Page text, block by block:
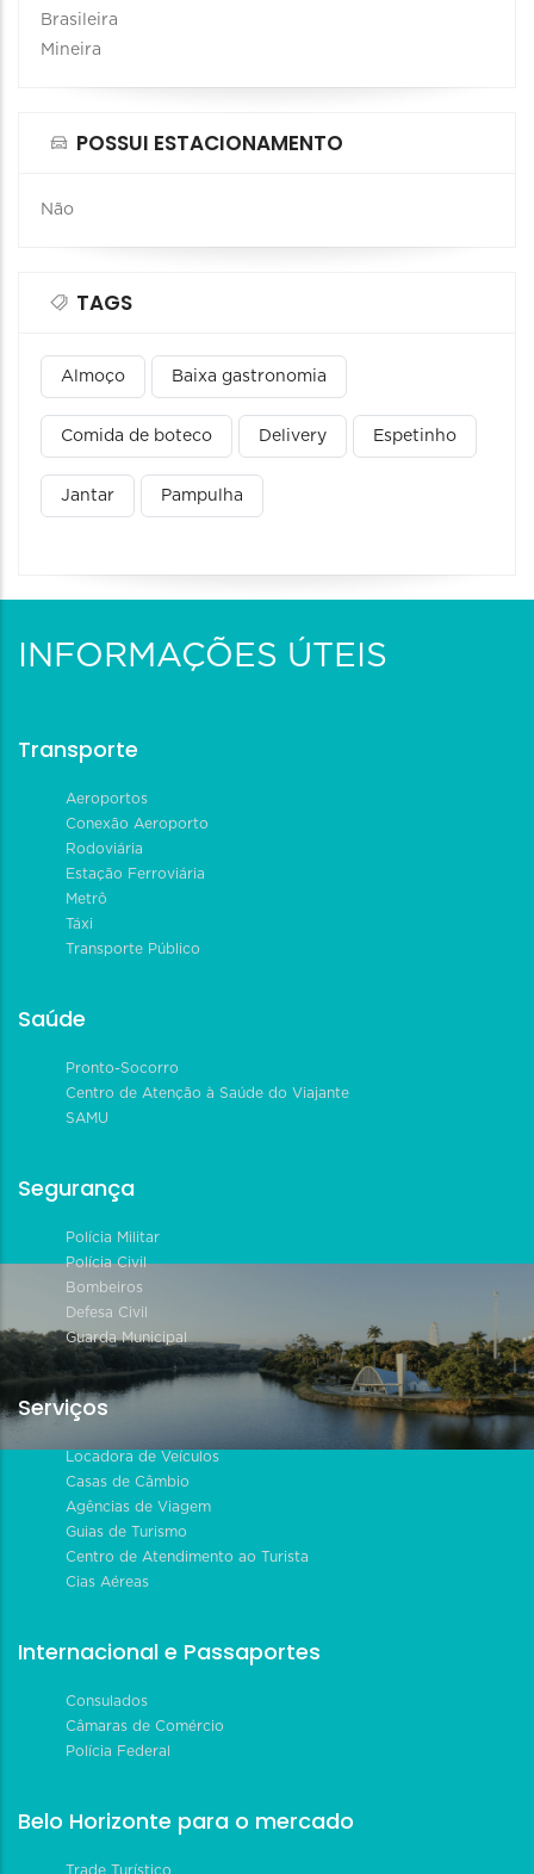
Brasileira
Mineira
POSSUI ESTACIONAMENTO
Não
TAGS
Almoço Baixa gastronomia
Comida de boteco Delivery Espetinho
Jantar Pampulha
INFORMAÇÕES ÚTEIS
Transporte
Aeroportos
Conexão Aeroporto
Rodoviária
Estação Ferroviária
Metrô
Táxi
Transporte Público
Saúde
Pronto-Socorro
Centro de Atenção à Saúde do Viajante
SAMU
Segurança
Polícia Militar
Polícia Civil
Bombeiros
Defesa Civil
Guarda Municipal
Serviços
Locadora de Veículos
Casas de Câmbio
Agências de Viagem
Guias de Turismo
Centro de Atendimento ao Turista
Cias Aéreas
Internacional e Passaportes
Consulados
Câmaras de Comércio
Polícia Federal
Belo Horizonte para o mercado
Trade Turístico